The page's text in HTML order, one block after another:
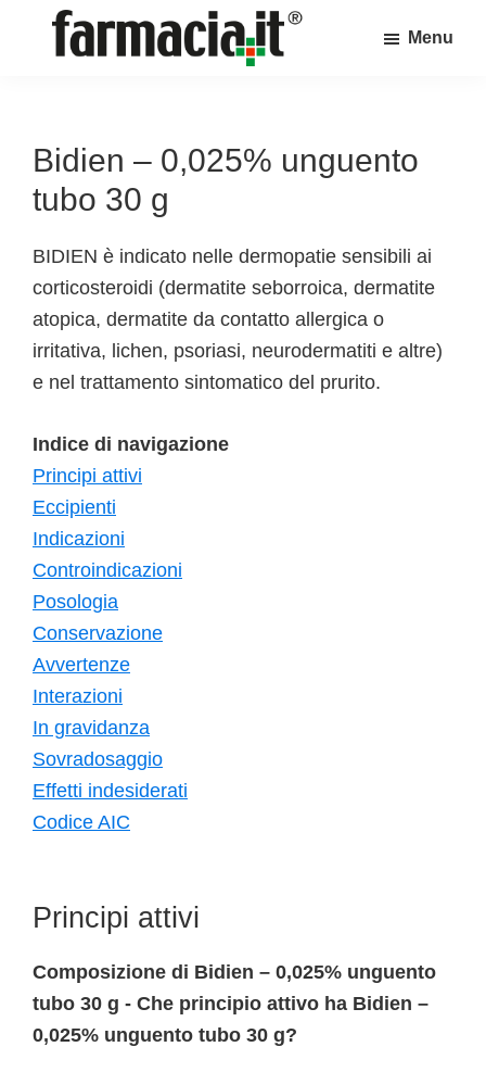
sul
mondo
della
Menu
Bidien – 0,025% unguento
tubo 30 g
BIDIEN è indicato nelle dermopatie sensibili ai
corticosteroidi (dermatite seborroica, dermatite
atopica, dermatite da contatto allergica o
irritativa, lichen, psoriasi, neurodermatiti e altre)
e nel trattamento sintomatico del prurito.
Indice di navigazione
Principi attivi
Eccipienti
Indicazioni
Controindicazioni
Posologia
Conservazione
Avvertenze
Interazioni
In gravidanza
Sovradosaggio
Effetti indesiderati
Codice AIC
Principi attivi
Composizione di Bidien – 0,025% unguento
tubo 30 g - Che principio attivo ha Bidien –
0,025% unguento tubo 30 g?